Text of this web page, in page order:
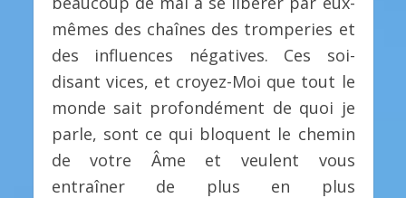
mêmes des chaînes des tromperies et
des influences négatives. Ces soi-
disant vices, et croyez-Moi que tout le
monde sait profondément de quoi je
parle, sont ce qui bloquent le chemin
de votre Âme et veulent vous
entraîner de plus en plus